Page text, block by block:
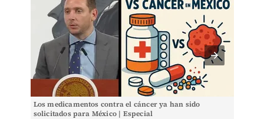
Los medicamentos contra el cáncer ya han sido
solicitados para México | Especial